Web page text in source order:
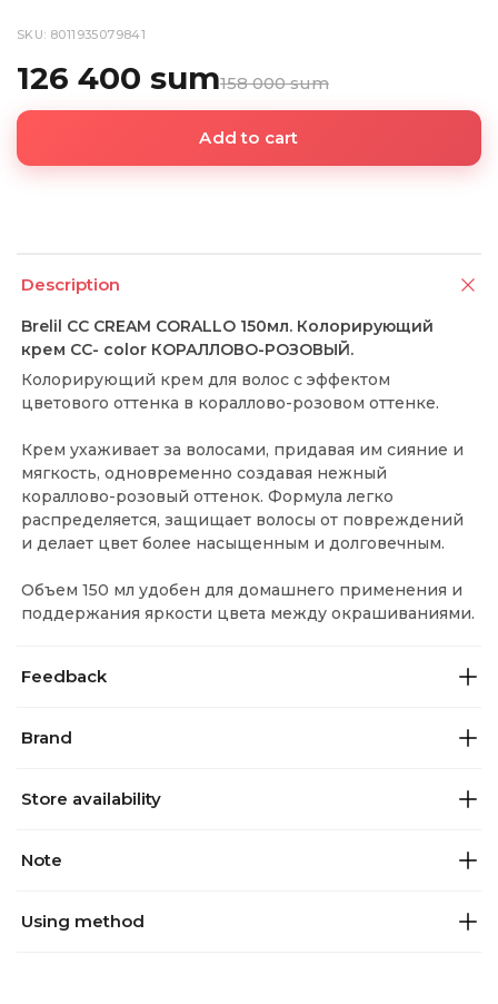
SKU: 8011935079841
126 400 sum158 000 sum
Add to cart
Description
Brelil CC CREAM CORALLO 150мл. Колорирующий
крем CC- color КОРАЛЛОВО-РОЗОВЫЙ.
Колорирующий крем для волос с эффектом
цветового оттенка в кораллово-розовом оттенке.
Крем ухаживает за волосами, придавая им сияние и
мягкость, одновременно создавая нежный
кораллово-розовый оттенок. Формула легко
распределяется, защищает волосы от повреждений
и делает цвет более насыщенным и долговечным.
Объем 150 мл удобен для домашнего применения и
поддержания яркости цвета между окрашиваниями.
Feedback
Brand
Store availability
Note
Using method